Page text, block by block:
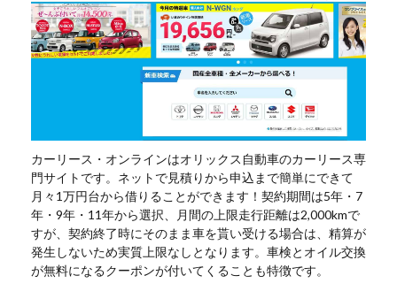
カーリース・オンラインはオリックス自動車のカーリース専
門サイトです。ネットで見積りから申込まで簡単にできて
月々1万円台から借りることができます！契約期間は5年・7
年・9年・11年から選択、月間の上限走行距離は2,000kmで
すが、契約終了時にそのまま車を貰い受ける場合は、精算が
発生しないため実質上限なしとなります。車検とオイル交換
が無料になるクーポンが付いてくることも特徴です。